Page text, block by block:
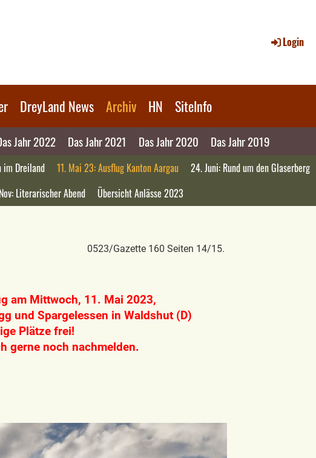
Login
DreyLand News Archiv HN SiteInfo
Jahr 2022 Das Jahr 2021 Das Jahr 2020 Das Jahr 2019
im Dreiland 11. Mai 23: Ausflug Kanton Aargau
24. Juni: Rund um den Glaserberg
Literarischer Abend Übersicht Anlässe 2023
0523/Gazette 160 Seiten 14/15.
am Mittwoch, 11. Mai 2023,
und Spargelessen in Waldshut (D)
Plätze frei!
gerne noch nachmelden.